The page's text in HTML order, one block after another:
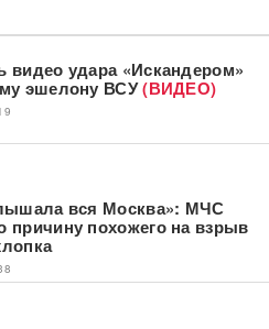
видео удара «Искандером»
эшелону ВСУ(ВИДЕО)
вся Москва»: МЧС
причину похожего на взрыв